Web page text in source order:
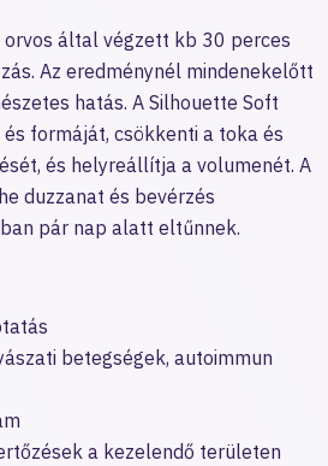
által végzett kb 30 perces
Az eredménynél mindenekelőtt
hatás. A Silhouette Soft
formáját, csökkenti a toka és
és helyreállítja a volumenét. A
duzzanat és bevérzés
pár nap alatt eltűnnek.
betegségek, autoimmun
a kezelendő területen